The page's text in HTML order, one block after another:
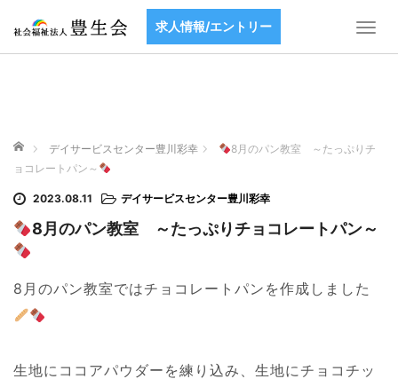
T
o
n
g
i
求人情報/エントリー
ホーム デイサービスセンター豊川彩幸
8月のパン教室 ～たっぷりチ
ョコレートパン～
2023.08.11 デイサービスセンター豊川彩幸
8月のパン教室 ～たっぷりチョコレートパン～
8月のパン教室ではチョコレートパンを作成しました
生地にココアパウダーを練り込み、生地にチョコチッ